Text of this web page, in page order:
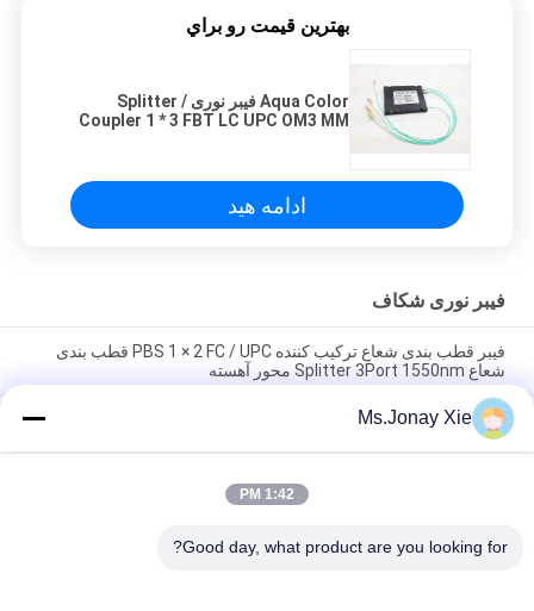
بهترين قيمت رو براي
Aqua Color فیبر نوری Splitter /
Coupler 1 * 3 FBT LC UPC OM3 MM
ادامه هید
فیبر نوری شکاف
فیبر قطب بندی شعاع ترکیب کننده PBS 1 × 2 FC / UPC قطب بندی
شعاع Splitter 3Port 1550nm محور آهسته
آهسته
Ms.Jonay Xie
1:42 PM
Good day, what product are you looking for?